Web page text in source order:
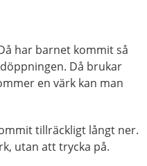
har barnet kommit så
Då brukar
en värk kan man
tillräckligt långt ner.
utan att trycka på.